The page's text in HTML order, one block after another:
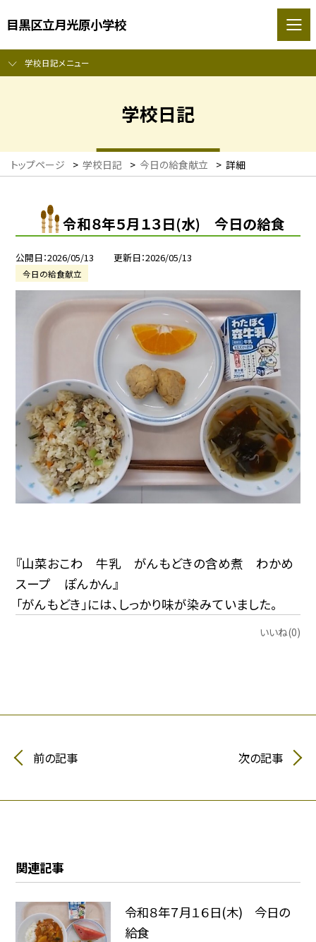
目黒区立月光原小学校
学校日記メニュー
学校日記
トップページ > 学校日記 > 今日の給食献立 > 詳細
令和８年５月１３日(水) 今日の給食
公開日 2026/05/13 更新日 2026/05/13
今日の給食献立
『山菜おこわ 牛乳 がんもどきの含め煮 わかめ
スープ ぽんかん』
「がんもどき」には、しっかり味が染みていました。
いいね(0)
前の記事 次の記事
関連記事
令和８年７月１６日(木) 今日の
給食